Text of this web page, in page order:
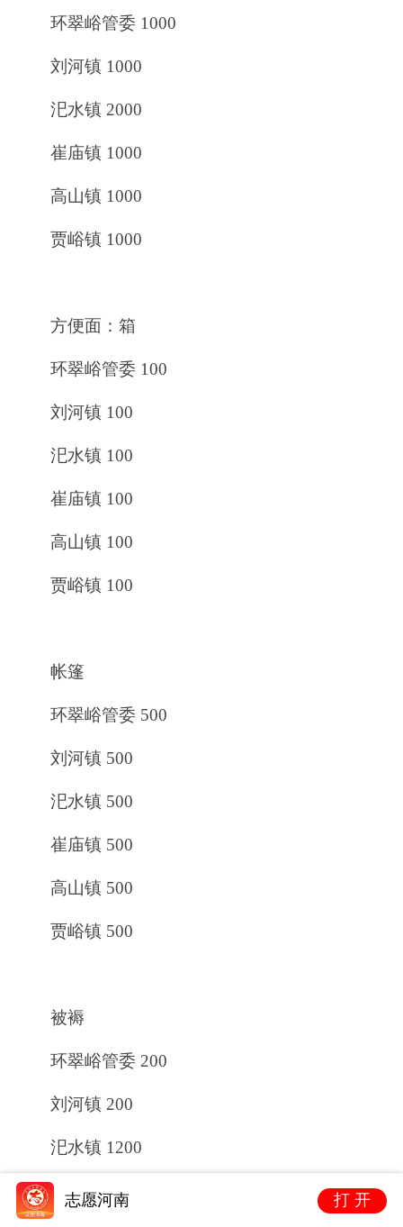
环翠峪管委 1000
刘河镇 1000
汜水镇 2000
崔庙镇 1000
高山镇 1000
贾峪镇 1000
方便面：箱
环翠峪管委 100
刘河镇 100
汜水镇 100
崔庙镇 100
高山镇 100
贾峪镇 100
帐篷
环翠峪管委 500
刘河镇 500
汜水镇 500
崔庙镇 500
高山镇 500
贾峪镇 500
被褥
环翠峪管委 200
刘河镇 200
汜水镇 1200
崔庙镇 200
志愿河南 打 开